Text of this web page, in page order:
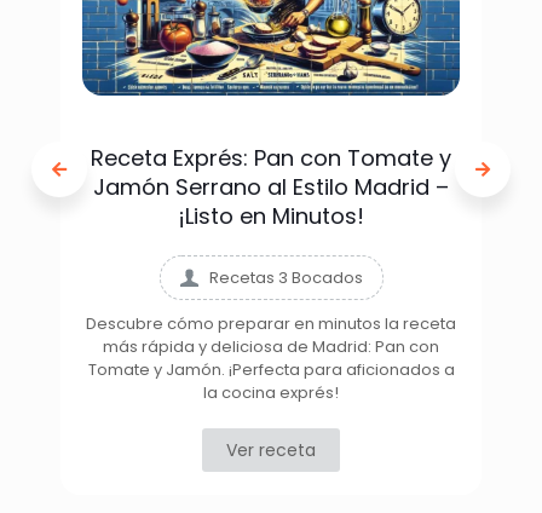
Receta Exprés: Pan con Tomate y
Jamón Serrano al Estilo Madrid –
¡Listo en Minutos!
Recetas 3 Bocados
Descubre cómo preparar en minutos la receta
más rápida y deliciosa de Madrid: Pan con
Tomate y Jamón. ¡Perfecta para aficionados a
la cocina exprés!
Ver receta